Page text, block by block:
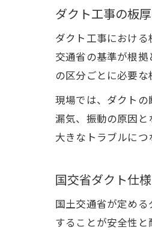
ダクト工事の板
ダクト工事におけ
交通省の基準が根
の区分ごとに必要な
現場では、ダクト
漏気、振動の原因
大きなトラブルにつ
国交省ダクト仕
国土交通省が定め
することが安全性